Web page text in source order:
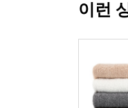
이런